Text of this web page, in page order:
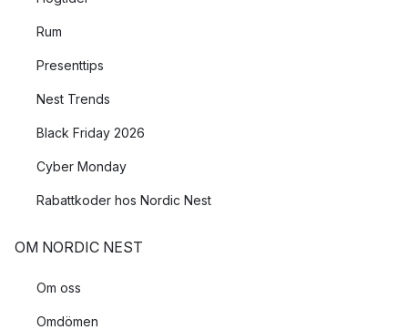
Rum
Presenttips
Nest Trends
Black Friday 2026
Cyber Monday
Rabattkoder hos Nordic Nest
OM NORDIC NEST
Om oss
Omdömen